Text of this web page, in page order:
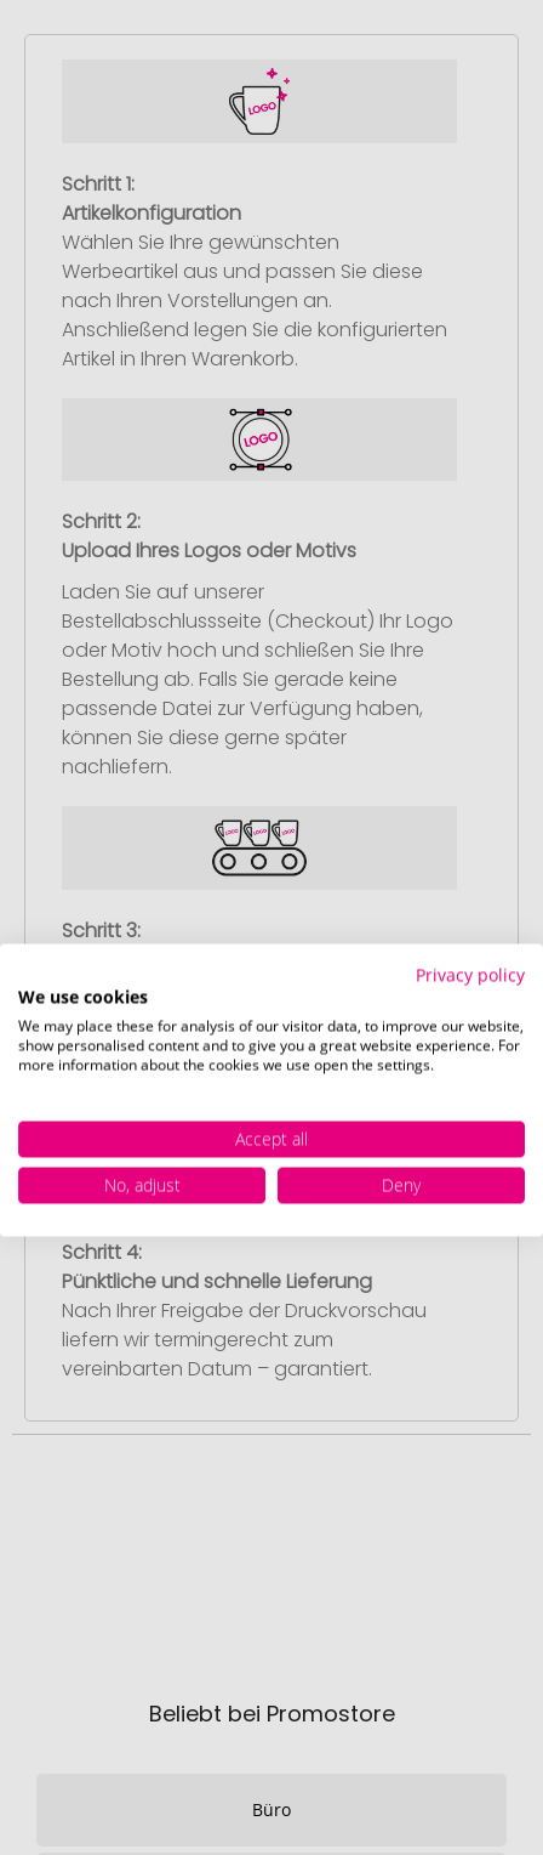
Schritt 1:
Artikelkonfiguration
Wählen Sie Ihre gewünschten
Werbeartikel aus und passen Sie diese
nach Ihren Vorstellungen an.
Anschließend legen Sie die konfigurierten
Artikel in Ihren Warenkorb.
Schritt 2:
Upload Ihres Logos oder Motivs
Laden Sie auf unserer
Bestellabschlussseite (Checkout) Ihr Logo
oder Motiv hoch und schließen Sie Ihre
Bestellung ab. Falls Sie gerade keine
passende Datei zur Verfügung haben,
können Sie diese gerne später
nachliefern.
Schritt 3:
Sie erhalten von uns eine kostenlose
Druckvorschau mit Ihrem Design. Sobald
Sie diese freigeben, starten wir
Schritt 4:
Pünktliche und schnelle Lieferung
Nach Ihrer Freigabe der Druckvorschau
liefern wir termingerecht zum
vereinbarten Datum – garantiert.
Beliebt bei Promostore
Büro
Privacy policy
We use cookies
We may place these for analysis of our visitor data, to improve our website,
show personalised content and to give you a great website experience. For
more information about the cookies we use open the settings.
Accept all
No, adjust
Deny